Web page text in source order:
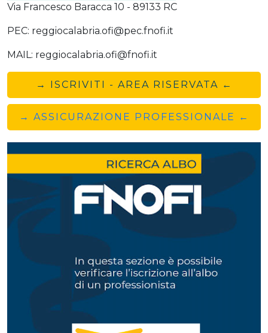
Via Francesco Baracca 10 - 89133 RC
PEC: reggiocalabria.ofi@pec.fnofi.it
MAIL: reggiocalabria.ofi@fnofi.it
→ ISCRIVITI - AREA RISERVATA ←
→ ASSICURAZIONE PROFESSIONALE ←